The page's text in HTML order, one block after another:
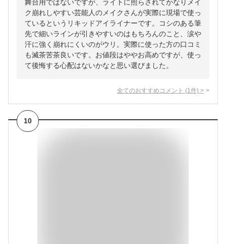
舞台用ではないですが、ライトに照らされてかなりメイ
ク崩れしやすい芸能人のメイクさんが実際に現場で使っ
ているというリキッドアイライナーです。コシのある筆
先で細いラインが引きやすいのはもちろんのこと、涙や
汗に強く崩れにくいのがウリ。実際に使った方の口コミ
も滅茶苦茶良いです。お値段はややお高めですが、使っ
て後悔する心配はないかなと思い選びました。
全てのおすすめコメント (1 件) >
10